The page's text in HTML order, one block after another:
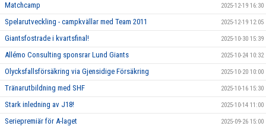
Matchcamp 2025-12-19 16:30
Spelarutveckling - campkvällar med Team 2011 2025-12-19 12:05
Giantsfostrade i kvartsfinal! 2025-10-30 15:39
Allémo Consulting sponsrar Lund Giants 2025-10-24 10:32
Olycksfallsförsäkring via Gjensidige Försäkring 2025-10-20 10:00
Tränarutbildning med SHF 2025-10-16 15:30
Stark inledning av J18! 2025-10-14 11:00
Seriepremiär för A-laget 2025-09-26 15:00